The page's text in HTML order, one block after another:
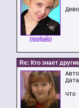
профайл
Re: Кто знает
Что